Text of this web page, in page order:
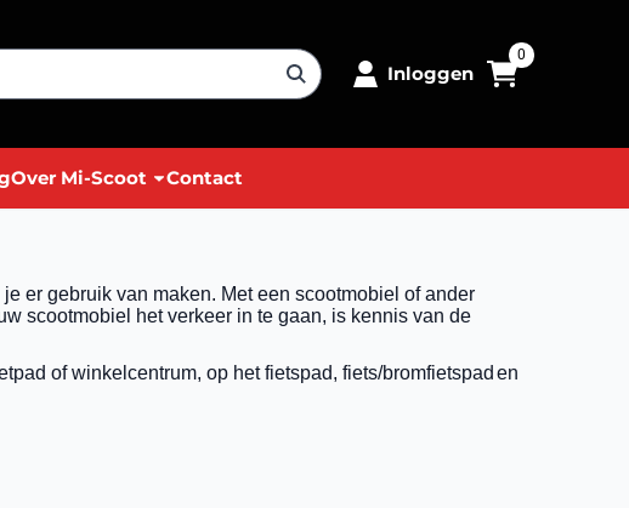
Inloggen
0
Over Mi-Scoot Contact
er gebruik van maken. Met een scootmobiel of ander
scootmobiel het verkeer in te gaan, is kennis van de
of winkelcentrum, op het fietspad, fiets/bromfietspad en